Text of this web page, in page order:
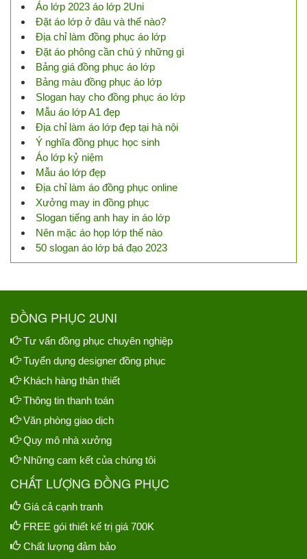
Áo lớp 2023 áo lớp 2Uni
Đặt áo lớp ở đâu và thế nào?
Địa chỉ làm đồng phục áo lớp
Đặt áo phông cần chú ý những gì
Bảng giá đồng phục áo lớp
Bảng màu đồng phục áo lớp
Slogan hay cho đồng phục áo lớp
Mẫu áo lớp A1 đẹp
Địa chỉ làm áo lớp đẹp tại hà nội
Ý nghĩa đồng phục học sinh
Áo lớp kỷ niệm
Mẫu áo lớp đẹp
Địa chỉ làm áo đồng phục online
Xưởng may in đồng phục
Slogan tiếng anh hay in áo lớp
Nên mặc áo họp lớp thế nào
50 slogan áo lớp bá đạo 2023
ĐỒNG PHỤC 2UNI
Tư vấn đồng phục chuyên nghiệp
Tuyển dụng designer đồng phục
Khách hàng thân thiết
Thông tin thanh toán
Văn phòng giao dịch
Quy mô nhà xưởng
Những cam kết của chúng tôi
CHẤT LƯỢNG ĐỒNG PHỤC
Giá cả cạnh tranh
FREE gói thiết kế trị giá 700K
Chất lượng đảm bảo